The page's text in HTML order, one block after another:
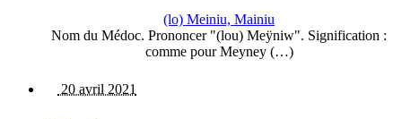
(lo) Meiniu, Mainiu
Nom du Médoc. Prononcer "(lou) Meÿniw". Signification :
comme pour Meyney (…)
20 avril 2021